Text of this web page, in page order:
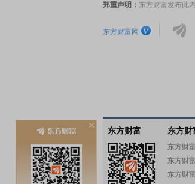
郑重声明： 东方财富发布此
东方财富网
东方财富 东方财
东方财
东方财
东方财